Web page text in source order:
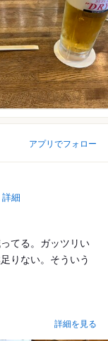
アプリでフォロー
詳細
てる。ガッツリい
りない。そういう
詳細を見る